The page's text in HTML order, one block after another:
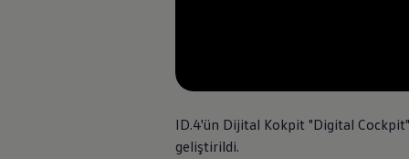
ID.4'ün Dijital Kokpit "Digital Cockpit"
geliştirildi.